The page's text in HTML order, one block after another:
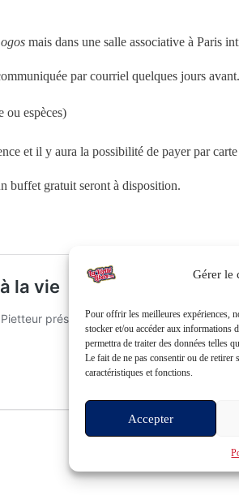
Gérer le
Pour offrir les meilleures expériences,
stocker et/ou accéder aux informations
permettra de traiter des données telles
Le fait de ne pas consentir ou de retirer
caractéristiques et fonctions.
Accepter
mais dans une salle associative à Paris
par courriel quelques jours avant.
ou espèces)
et il y aura la possibilité de payer par carte
buffet gratuit seront à disposition.